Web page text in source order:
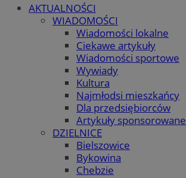
AKTUALNOŚCI
WIADOMOŚCI
Wiadomości lokalne
Ciekawe artykuły
Wiadomości sportowe
Wywiady
Kultura
Najmłodsi mieszkańcy
Dla przedsiębiorców
Artykuły sponsorowane
DZIELNICE
Bielszowice
Bykowina
Chebzie